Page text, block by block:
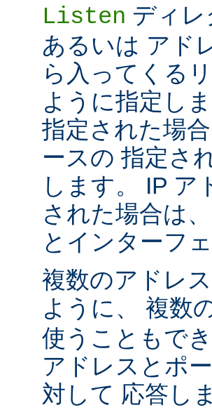
Listen ディ
あるいは アド
ら入ってくる
ように指定し
指定された場
ースの 指定さ
します。 IP ア
された場合は
とインターフ
複数のアドレ
ように、 複数
使うこともで
アドレスとポ
対して 応答し